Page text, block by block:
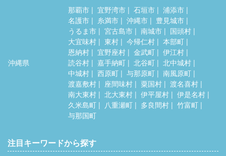
沖縄県
那覇市 宜野湾市 石垣市
浦添市
名護市
糸満市 沖縄市
豊見城市
うるま市
宮古島市 南城市
国頭村
大宜味村
東村 今帰仁村
本部町
恩納村
宜野座村 金武町
伊江村
読谷村
嘉手納町 北谷町
北中城村
中城村
西原町 与那原町
南風原町
渡嘉敷村
座間味村 粟国村
渡名喜村
南大東村
北大東村 伊平屋村
伊是名村
久米島町
八重瀬町 多良間村
竹富町
与那国町
注目キーワードから探す